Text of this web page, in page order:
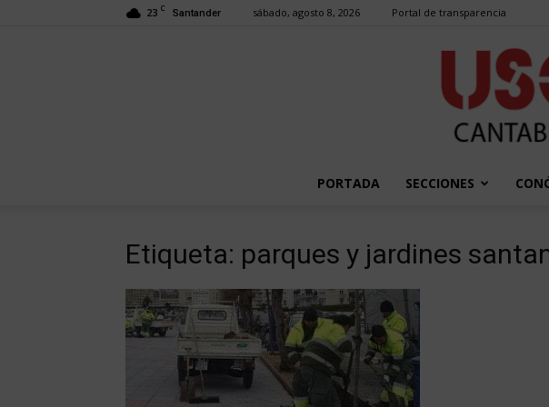
23 C Santander sábado, agosto 8, 2026 Portal de transparencia
PORTADA SECCIONES
Etiqueta: parques y jardines